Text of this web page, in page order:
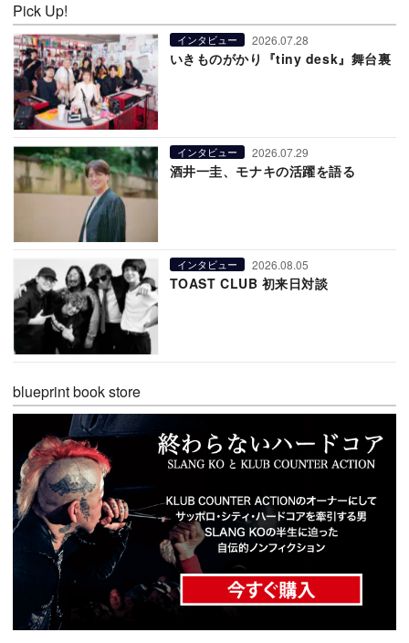
Pick Up!
インタビュー 2026.07.28
いきものがかり『tiny desk』舞台裏
インタビュー 2026.07.29
酒井一圭、モナキの活躍を語る
インタビュー 2026.08.05
TOAST CLUB 初来日対談
blueprint book store